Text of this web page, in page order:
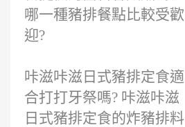
哪一種豬排餐點比較受歡
迎?
咔滋咔滋日式豬排定食適
合打打牙祭嗎? 咔滋咔滋
日式豬排定食的炸豬排料